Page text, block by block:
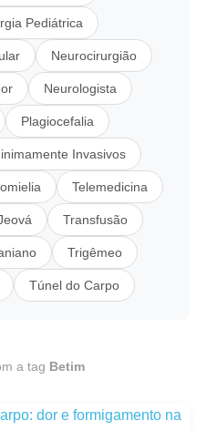
Pediátrica
Neurocirurgião
Neurologista
Plagiocefalia
Invasivos
Telemedicina
Transfusão
Trigêmeo
Túnel do Carpo
a tag Betim